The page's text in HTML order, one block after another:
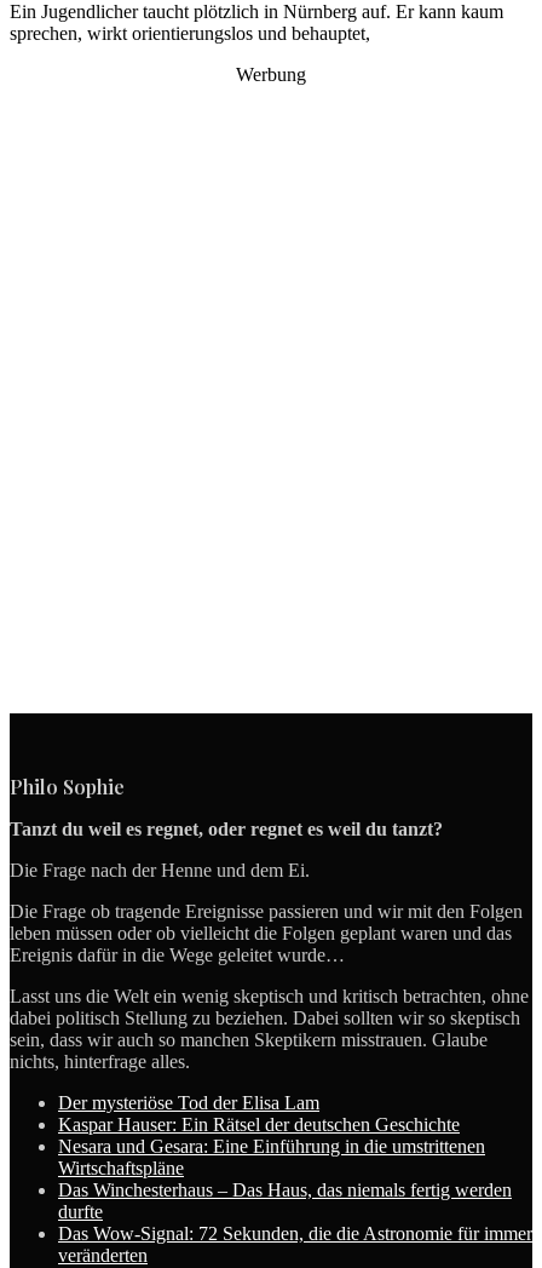
Ein Jugendlicher taucht plötzlich in Nürnberg auf. Er kann kaum
sprechen, wirkt orientierungslos und behauptet,
Werbung
Philo Sophie
Tanzt du weil es regnet, oder regnet es weil du tanzt?
Die Frage nach der Henne und dem Ei.
Die Frage ob tragende Ereignisse passieren und wir mit den Folgen
leben müssen oder ob vielleicht die Folgen geplant waren und das
Ereignis dafür in die Wege geleitet wurde…
Lasst uns die Welt ein wenig skeptisch und kritisch betrachten, ohne
dabei politisch Stellung zu beziehen. Dabei sollten wir so skeptisch
sein, dass wir auch so manchen Skeptikern misstrauen. Glaube
nichts, hinterfrage alles.
Der mysteriöse Tod der Elisa Lam
Kaspar Hauser: Ein Rätsel der deutschen Geschichte
Nesara und Gesara: Eine Einführung in die umstrittenen
Wirtschaftspläne
Das Winchesterhaus – Das Haus, das niemals fertig werden
durfte
Das Wow-Signal: 72 Sekunden, die die Astronomie für immer
veränderten